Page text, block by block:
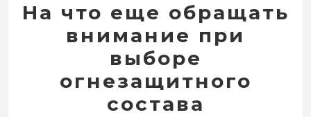
На что еще обращать
внимание при
выборе
огнезащитного
состава